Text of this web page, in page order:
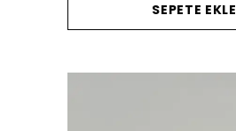
SEPETE EKLE